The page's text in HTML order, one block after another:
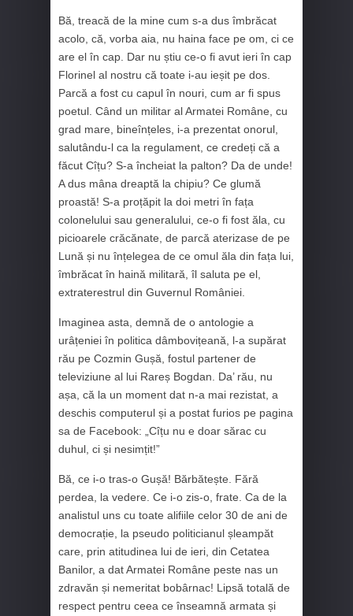
Bă, treacă de la mine cum s-a dus îmbrăcat
acolo, că, vorba aia, nu haina face pe om, ci ce
are el în cap. Dar nu știu ce-o fi avut ieri în cap
Florinel al nostru că toate i-au ieșit pe dos.
Parcă a fost cu capul în nouri, cum ar fi spus
poetul. Când un militar al Armatei Române, cu
grad mare, bineînțeles, i-a prezentat onorul,
salutându-l ca la regulament, ce credeți că a
făcut Cîțu? S-a încheiat la palton? Da de unde!
A dus mâna dreaptă la chipiu? Ce glumă
proastă! S-a proțăpit la doi metri în fața
colonelului sau generalului, ce-o fi fost ăla, cu
picioarele crăcănate, de parcă aterizase de pe
Lună și nu înțelegea de ce omul ăla din fața lui,
îmbrăcat în haină militară, îl saluta pe el,
extraterestrul din Guvernul României.
Imaginea asta, demnă de o antologie a
urâțeniei în politica dâmbovițeană, l-a supărat
rău pe Cozmin Gușă, fostul partener de
televiziune al lui Rareș Bogdan. Da’ rău, nu
așa, că la un moment dat n-a mai rezistat, a
deschis computerul și a postat furios pe pagina
sa de Facebook: „Cîțu nu e doar sărac cu
duhul, ci și nesimțit!”
Bă, ce i-o tras-o Gușă! Bărbătește. Fără
perdea, la vedere. Ce i-o zis-o, frate. Ca de la
analistul uns cu toate alifiile celor 30 de ani de
democrație, la pseudo politicianul șleampăt
care, prin atitudinea lui de ieri, din Cetatea
Banilor, a dat Armatei Române peste nas un
zdravăn și nemeritat bobârnac! Lipsă totală de
respect pentru ceea ce înseamnă armata și